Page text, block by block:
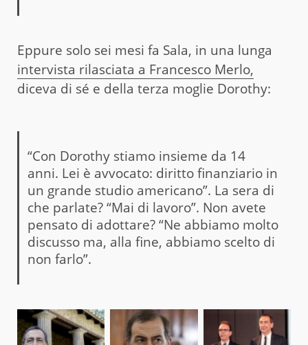
Eppure solo sei mesi fa Sala, in una lunga
intervista rilasciata a Francesco Merlo,
diceva di sé e della terza moglie Dorothy:
“Con Dorothy stiamo insieme da 14
anni. Lei è avvocato: diritto finanziario in
un grande studio americano”. La sera di
che parlate? “Mai di lavoro”. Non avete
pensato di adottare? “Ne abbiamo molto
discusso ma, alla fine, abbiamo scelto di
non farlo”.